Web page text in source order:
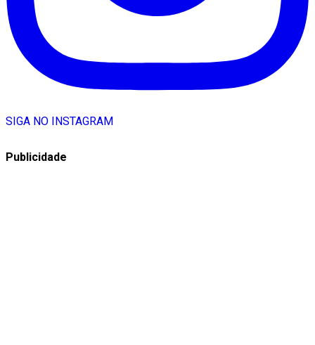
SIGA NO INSTAGRAM
Publicidade